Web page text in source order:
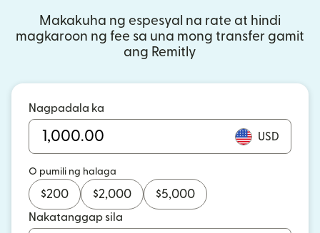
Makakuha ng espesyal na rate at hindi
magkaroon ng fee sa una mong transfer gamit
ang Remitly
Nagpadala ka
USD
O pumili ng halaga
$200 $2,000 $5,000
Nakatanggap sila